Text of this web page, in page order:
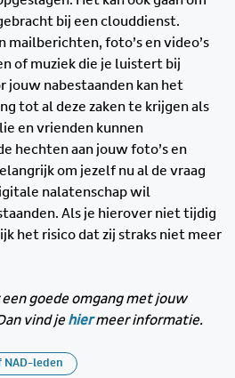
bij een clouddienst.
mailberichten, foto’s en video’s
of muziek die je luistert bij
jouw nabestaanden kan het
tot al deze zaken te krijgen als
en vrienden kunnen
hechten aan jouw foto’s en
om jezelf nu al de vraag
nalatenschap wil
Als je hierover niet tijdig
het risico dat zij straks niet meer
goede omgang met jouw
vind je hiermeer informatie.
NAD-leden